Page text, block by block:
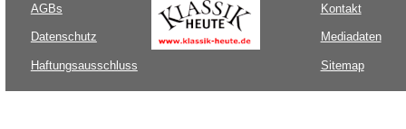
AGBs
Datenschutz
Haftungsausschluss
Kontakt
Mediadaten
Sitemap